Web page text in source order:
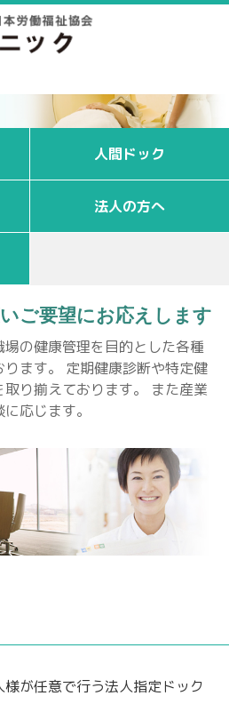
人間ドック
法人の方へ
ご要望にお応えします
の健康管理を目的とした各種
ます。 定期健康診断や特定健
り揃えております。 また産業
応じます。
が任意で行う法人指定ドック